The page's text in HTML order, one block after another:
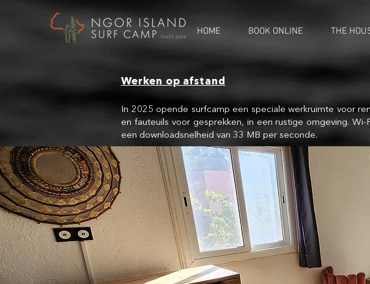
HOME BOOK ONLINE THE
Werken op afstand
In 2025 opende surfcamp een speciale werkruimte voor
en fauteuils voor gesprekken, in een rustige omgeving.
een downloadsnelheid van 33 MB per seconde.